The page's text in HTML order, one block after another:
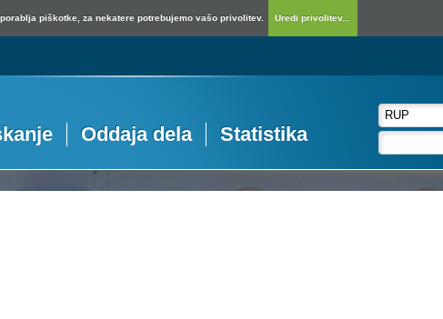
piškotke, za nekatere potrebujemo vašo privolitev. Uredi privolitev...
Oddaja dela Statistika